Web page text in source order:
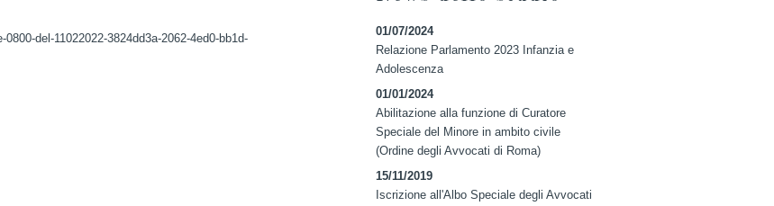
del-11022022-3824dd3a-2062-4ed0-bb1d-
01/07/2024
Relazione Parlamento 2023 Infanzia e
Adolescenza
01/01/2024
Abilitazione alla funzione di Curatore
Speciale del Minore in ambito civile
(Ordine degli Avvocati di Roma)
15/11/2019
Iscrizione all'Albo Speciale degli Avvocati